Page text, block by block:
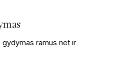
ramus net ir